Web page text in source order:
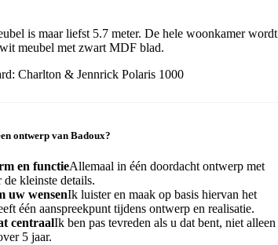
is maar liefst 5.7 meter. De hele woonkamer wordt
meubel met zwart MDF blad.
Charlton & Jennrick Polaris 1000
ontwerp van Badoux?
en functieAllemaal in één doordacht ontwerp met
de kleinste details.
uw wensenIk luister en maak op basis hiervan het
één aanspreekpunt tijdens ontwerp en realisatie.
centraalIk ben pas tevreden als u dat bent, niet alleen
5 jaar.